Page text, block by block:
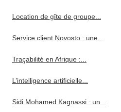
Location de gîte de groupe...
Service client Novosto : une...
Traçabilité en Afrique :...
L’intelligence artificielle...
Sidi Mohamed Kagnassi : un...